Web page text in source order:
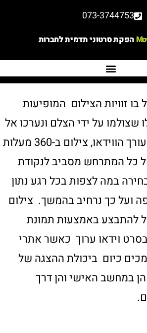
073-3744753
הפקת סרטוני תדמית לחברות
בו זוויות הצילום המופיעות
שצולמו על ידי הצלם ונערכו אל
תוך הסרט על ידי עורך הווידאו, צילום ב-360 מעלות
כל המתרחש מסביב לנקודת
במה לצפות בכל רגע נתון
ועל כך נרחיב בהמשך. צילום
יכול להתבצע באמצעות תמונת
וידאו ערוך כאשר אתרי
כיום ביכולת ההצגה של
במחשב האישי והן דרך